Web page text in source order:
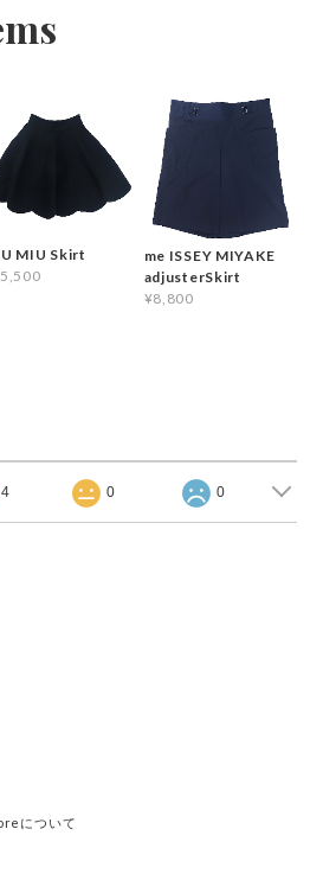
MIU Skirt
me ISSEY MIYAKE
adjusterSkirt
¥8,800
0 0
について